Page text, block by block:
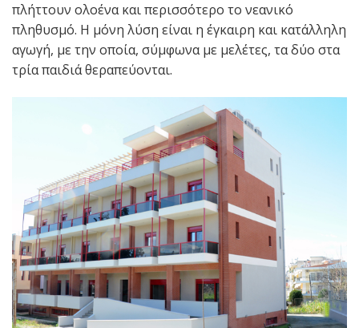
πλήττουν ολοένα και περισσότερο το νεανικό
πληθυσμό. Η μόνη λύση είναι η έγκαιρη και κατάλληλη
αγωγή, με την οποία, σύμφωνα με μελέτες, τα δύο στα
τρία παιδιά θεραπεύονται.